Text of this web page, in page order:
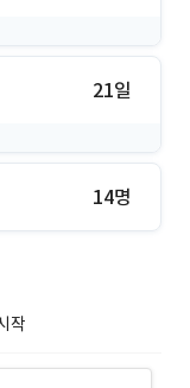
21일
14명
작